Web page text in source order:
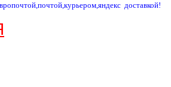
почтой,курьером,яндекс доставкой!